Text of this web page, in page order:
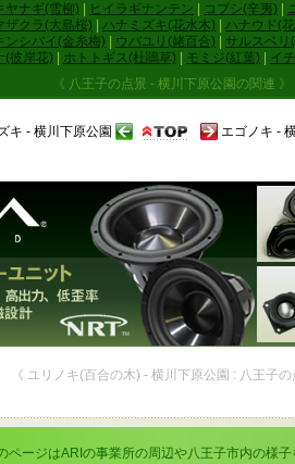
ヤナギ(雪柳) ヒイラギナンテン コブシ(辛夷)
ザクラ(大島桜) ハナミズキ(花水木)
ハナウド(
ンシバイ(金糸梅) ウバユリ(姥百合)
サルスベリ
(彼岸花) ホトトギス(杜鵑草) モミジ(紅葉)
イ
《 八王子の点景 - 横川下原公園の関連 》
キ - 横川下原公園 エゴノキ -
《 ユリノキ(百合の木) - 横川下原公園 : 八王子
ページはARIの事業所の周辺や八王子市内の様